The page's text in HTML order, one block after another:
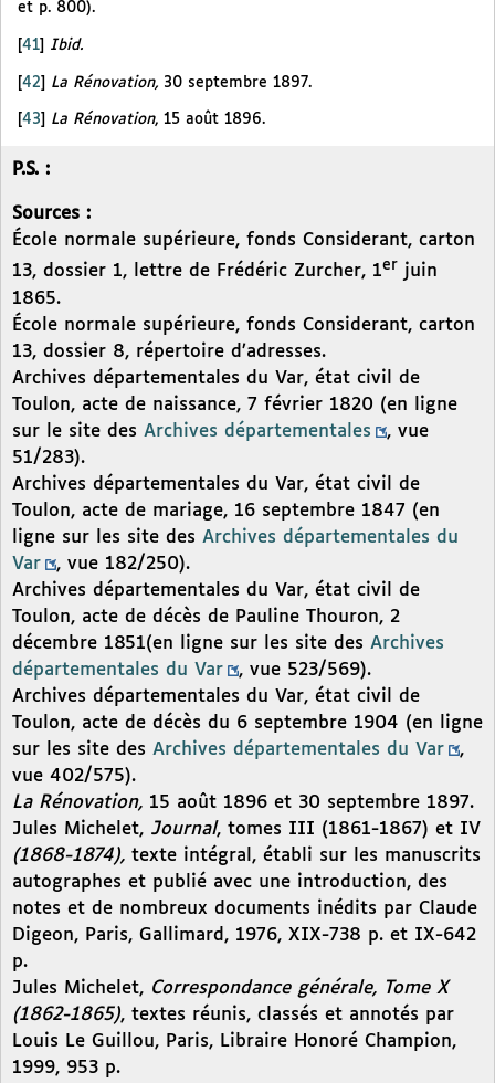
et p. 800).
41 Ibid.
[42] La Rénovation, 30 septembre 1897.
43 La Rénovation, 15 août 1896.
P.S. :
Sources :
École normale supérieure, fonds Considerant, carton
13, dossier 1, lettre de Frédéric Zurcher, 1er juin
1865.
École normale supérieure, fonds Considerant, carton
13, dossier 8, répertoire d’adresses.
Archives départementales du Var, état civil de
Toulon, acte de naissance, 7 février 1820 (en ligne
sur le site des Archives départementales
, vue
51/283).
Archives départementales du Var, état civil de
Toulon, acte de mariage, 16 septembre 1847 (en
ligne sur les site des Archives départementales du
Var
, vue 182/250).
Archives départementales du Var, état civil de
Toulon, acte de décès de Pauline Thouron, 2
décembre 1851(en ligne sur les site des Archives
départementales du Var
, vue 523/569).
Archives départementales du Var, état civil de
Toulon, acte de décès du 6 septembre 1904 (en ligne
sur les site des Archives départementales du Var
,
vue 402/575).
La Rénovation, 15 août 1896 et 30 septembre 1897.
Jules Michelet, Journal, tomes III (1861-1867) et IV
(1868-1874), texte intégral, établi sur les manuscrits
autographes et publié avec une introduction, des
notes et de nombreux documents inédits par Claude
Digeon, Paris, Gallimard, 1976, XIX-738 p. et IX-642
p.
Jules Michelet, Correspondance générale, Tome X
(1862-1865), textes réunis, classés et annotés par
Louis Le Guillou, Paris, Libraire Honoré Champion,
1999, 953 p.